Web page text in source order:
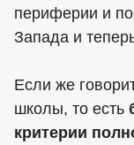
периферии и
Запада и
Если же
школы, то есть
критерии